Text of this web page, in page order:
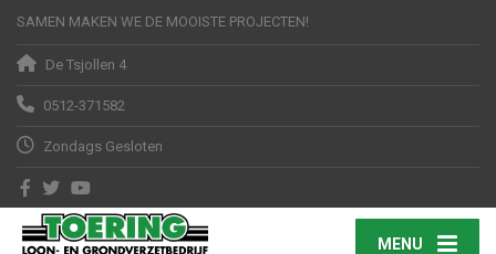
SAMEN MAKEN WE DE MOOISTE PROJECTEN!
De Tsjollen 4
0512-371582
Zondags Gesloten
MENU